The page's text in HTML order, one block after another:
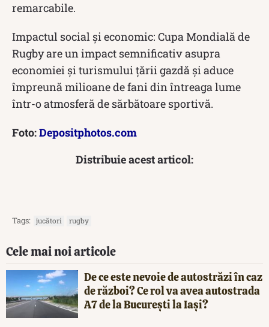
remarcabile.
Impactul social și economic: Cupa Mondială de
Rugby are un impact semnificativ asupra
economiei și turismului țării gazdă și aduce
împreună milioane de fani din întreaga lume
într-o atmosferă de sărbătoare sportivă.
Foto:Depositphotos.com
Distribuie acest articol:
Tags: jucători rugby
Cele mai noi articole
De ce este nevoie de autostrăzi în caz
de război? Ce rol va avea autostrada
A7 de la București la Iași?